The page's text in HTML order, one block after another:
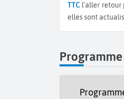
TTC l'aller retour
elles sont